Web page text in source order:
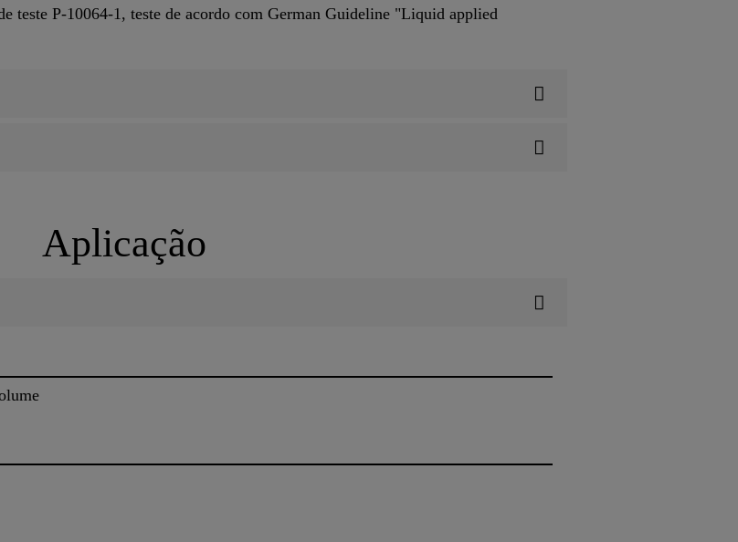
teste P-10064-1, teste de acordo com German Guideline "Liquid applied
Aplicação